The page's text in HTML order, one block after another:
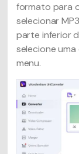
formato para
selecionar
parte inferior
selecione
menu.